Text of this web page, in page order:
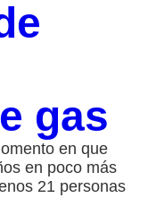
gas
en que
en poco más
21 personas